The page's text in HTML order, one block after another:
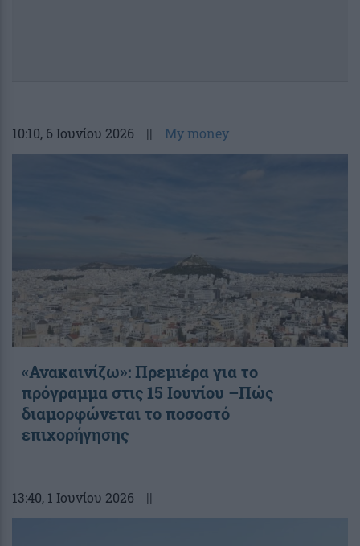
10:10, 6 Ιουνίου 2026 || My money
«Ανακαινίζω»: Πρεμιέρα για το
πρόγραμμα στις 15 Ιουνίου –Πώς
διαμορφώνεται το ποσοστό
επιχορήγησης
13:40, 1 Ιουνίου 2026 ||